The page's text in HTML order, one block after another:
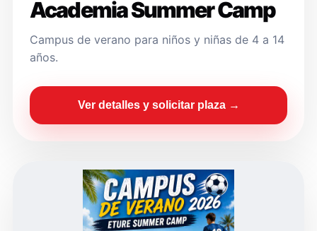
Academia Summer Camp
Campus de verano para niños y niñas de 4 a 14
años.
Ver detalles y solicitar plaza →